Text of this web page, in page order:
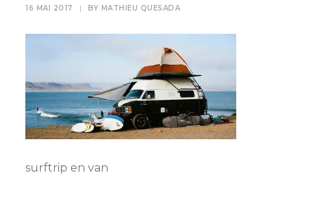
16 MAI 2017 | BY MATHIEU QUESADA
surftrip en van